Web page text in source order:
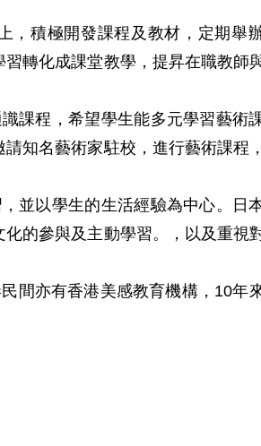
，積極開發課程及教材，定期舉
轉化成課堂教學，提昇在職教師
課程，希望學生能多元學習藝術
知名藝術家駐校，進行藝術課程
並以學生的生活經驗為中心。日
的參與及主動學習。，以及重視
間亦有香港美感教育機構，10年